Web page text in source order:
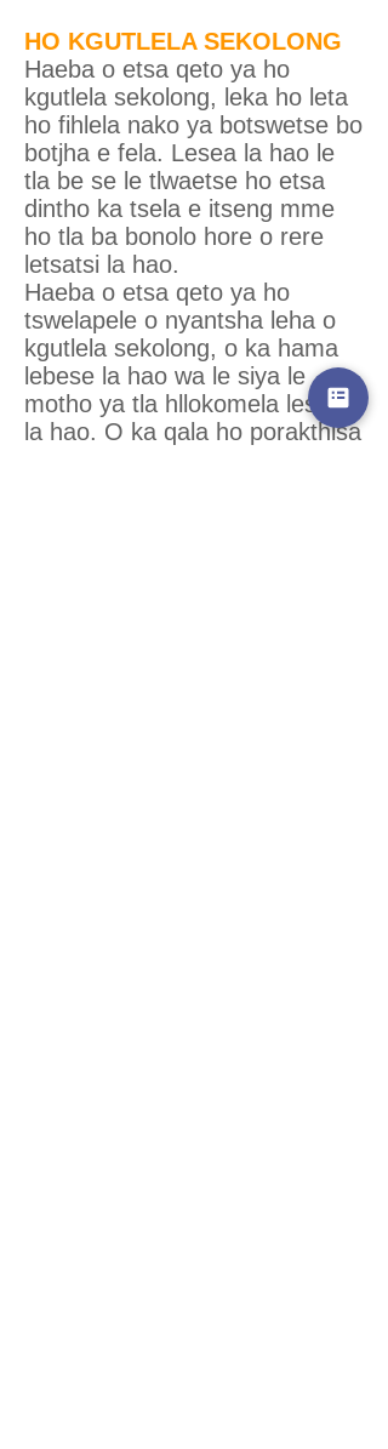
HO KGUTLELA SEKOLONG
Haeba o etsa qeto ya ho
kgutlela sekolong, leka ho leta
ho fihlela nako ya botswetse bo
botjha e fela. Lesea la hao le
tla be se le tlwaetse ho etsa
dintho ka tsela e itseng mme
ho tla ba bonolo hore o rere
letsatsi la hao.
Haeba o etsa qeto ya ho
tswelapele o nyantsha leha o
kgutlela sekolong, o ka hama
lebese la hao wa le siya le
motho ya tla hllokomela lesea
la hao. O ka qala ho porakthisa